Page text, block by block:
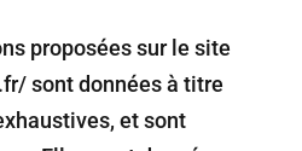
proposées sur le site
sont données à titre
et sont